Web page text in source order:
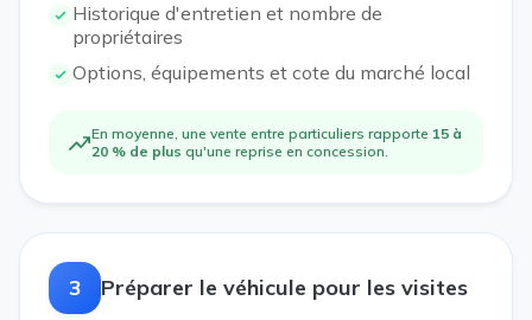
Historique d'entretien et nombre de
propriétaires
Options, équipements et cote du marché local
En moyenne, une vente entre particuliers rapporte 15 à
20 % de plus qu'une reprise en concession.
3 Préparer le véhicule pour les visites